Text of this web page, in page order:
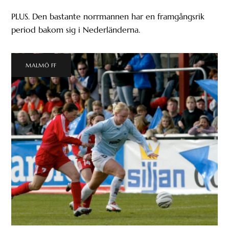
PLUS. Den bastante norrmannen har en framgångsrik
period bakom sig i Nederländerna.
MALMÖ FF